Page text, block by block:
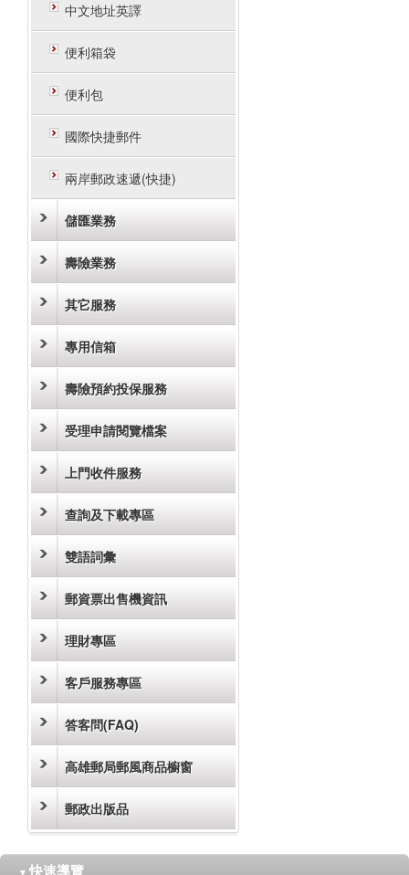
中文地址英譯
便利箱袋
便利包
國際快捷郵件
兩岸郵政速遞(快捷)
儲匯業務
壽險業務
其它服務
專用信箱
壽險預約投保服務
受理申請閱覽檔案
上門收件服務
查詢及下載專區
雙語詞彙
郵資票出售機資訊
理財專區
客戶服務專區
答客問(FAQ)
高雄郵局郵風商品櫥窗
郵政出版品
▼ 快速導覽